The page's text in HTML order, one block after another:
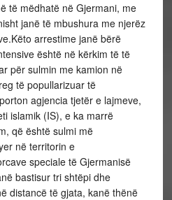
të mëdhatë në Gjermani, me
janë të mbushura me njerëz
arrestime janë bërë
është në kërkim të të
për sulmin me kamion në
të popullarizuar të
agjencia tjetër e lajmeve,
islamik (IS), e ka marrë
që është sulmi më
në territorin e
speciale të Gjermanisë
bastisur tri shtëpi dhe
distancë të gjata, kanë thënë